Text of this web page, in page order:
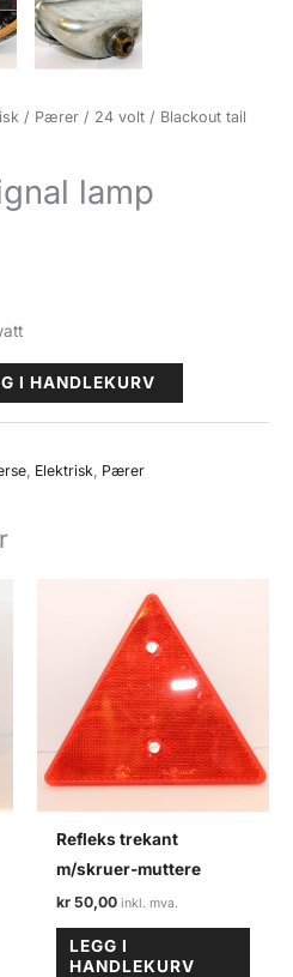
/ Pærer / 24 volt / Blackout tail
lamp
I HANDLEKURV
Elektrisk Pærer
Refleks trekant
m/skruer-muttere
kr 50,00
LEGG I
HANDLEKURV